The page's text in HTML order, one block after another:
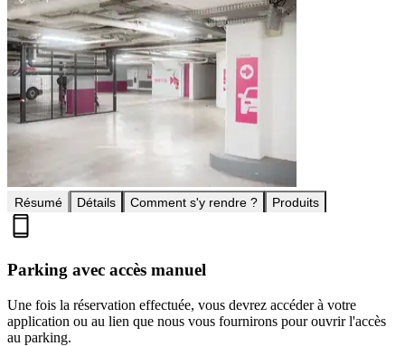
Résumé Détails Comment s'y rendre ? Produits
Parking avec accès manuel
Une fois la réservation effectuée, vous devrez accéder à votre
application ou au lien que nous vous fournirons pour ouvrir l'accès
au parking.